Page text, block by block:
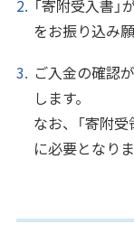
「寄附受入書
をお振り込み願
ご入金の確認
します。
なお、「寄附
に必要となり